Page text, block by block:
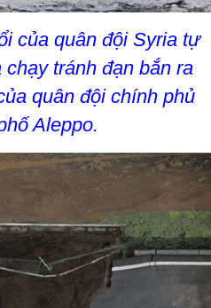
của quân đội Syria tự
tránh đạn bắn ra
quân đội chính phủ
Aleppo.